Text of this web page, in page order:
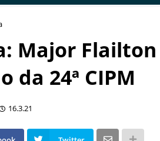
Major
da 24ª CIPM
16.3.21